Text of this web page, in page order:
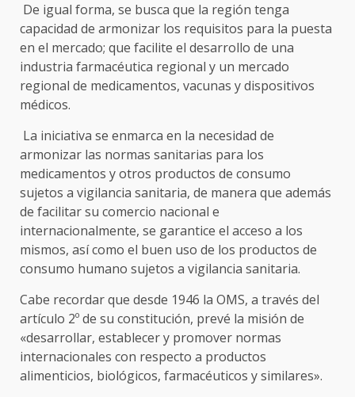
De igual forma, se busca que la región tenga
capacidad de armonizar los requisitos para la puesta
en el mercado; que facilite el desarrollo de una
industria farmacéutica regional y un mercado
regional de medicamentos, vacunas y dispositivos
médicos.
La iniciativa se enmarca en la necesidad de
armonizar las normas sanitarias para los
medicamentos y otros productos de consumo
sujetos a vigilancia sanitaria, de manera que además
de facilitar su comercio nacional e
internacionalmente, se garantice el acceso a los
mismos, así como el buen uso de los productos de
consumo humano sujetos a vigilancia sanitaria.
Cabe recordar que desde 1946 la OMS, a través del
artículo 2º de su constitución, prevé la misión de
«desarrollar, establecer y promover normas
internacionales con respecto a productos
alimenticios, biológicos, farmacéuticos y similares».